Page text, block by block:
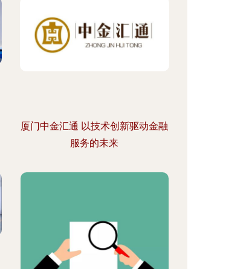
厦门中金汇通 以技术创新驱动金融
服务的未来